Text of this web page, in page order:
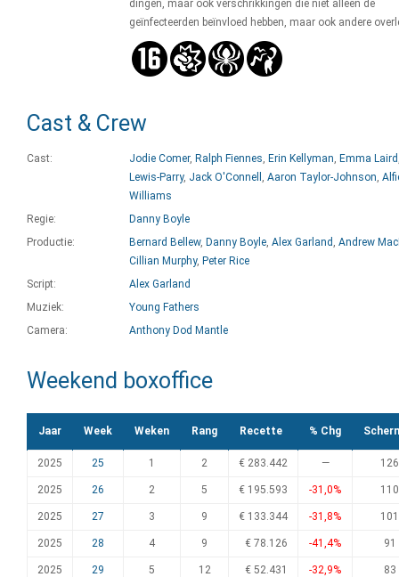
dingen, maar ook verschrikkingen die niet alleen de
geïnfecteerden beïnvloed hebben, maar ook andere
Cast & Crew
Cast: Jodie Comer, Ralph Fiennes, Erin Kellyman, Emma Laird
Lewis-Parry, Jack O'Connell , Aaron Taylor-Johnson,
Williams
Regie:
Danny Boyle
Productie:
Bernard Bellew, Danny Boyle, Alex Garland , Andrew
Cillian Murphy, Peter Rice
Script:
Alex Garland
Muziek:
Young Fathers
Camera:
Anthony Dod Mantle
Weekend boxoffice
Jaar Week Weken Rang Recette % Chg
2025 25 1 2 € 283.442 — 126
2025 26 2 5 € 195.593 -31,0% 110
2025 27 3 9 € 133.344 -31,8% 101
2025 28 4 9 € 78.126 -41,4% 91
2025 29 5 12 € 52.431 -32,9% 83